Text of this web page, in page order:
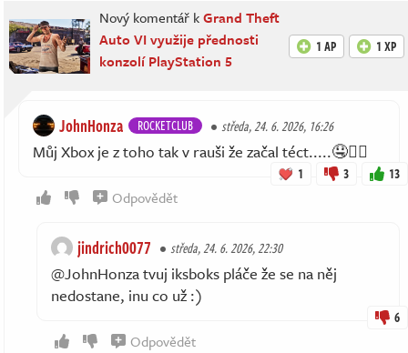
Nový komentář kGrand Theft
Auto VI využije přednosti
konzolí PlayStation 5
1 AP 1 XP
JohnHonza ROCKETCLUB středa, 24. 6. 2026, 16:26
Můj Xbox je z toho tak v rauši že začal téct.....🤤❤️‍🔥
1 3 13
Odpovědět
jindrich0077 středa, 24. 6. 2026, 22:30
@JohnHonza tvuj iksboks pláče že se na něj
nedostane, inu co už :)
6
Odpovědět